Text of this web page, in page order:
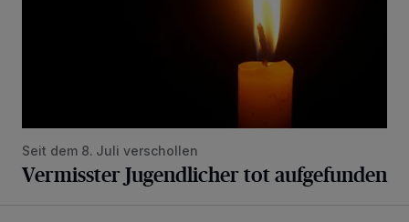
Seit dem 8. Juli verschollen
Vermisster Jugendlicher tot aufgefunden